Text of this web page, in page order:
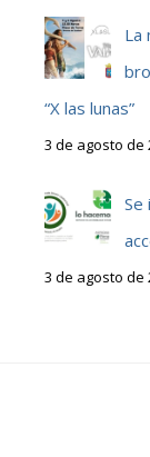
La
“X las lunas”
3 de agosto de
Se
3 de agosto de